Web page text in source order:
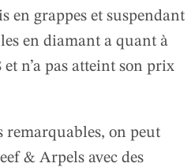
en grappes et suspendant
en diamant a quant à
n’a pas atteint son prix
remarquables, on peut
& Arpels avec des